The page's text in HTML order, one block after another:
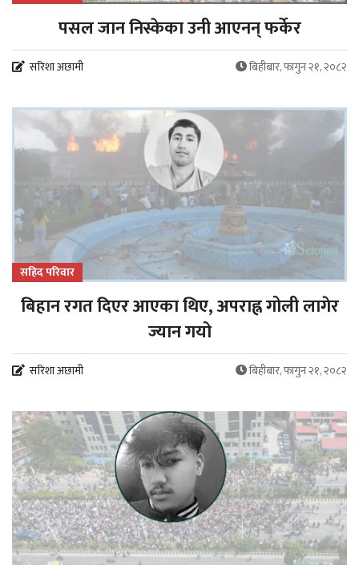
पसल जान निस्केका उनी आएनन् फर्केर
सरिशा अछामी बिहीबार, फागुन २१, २०८२
सहिद परिवार
बिहान रगत दिएर आएका थिए, अपराह्न गोली लागेर
ज्यान गयो
सरिशा अछामी बिहीबार, फागुन २१, २०८२